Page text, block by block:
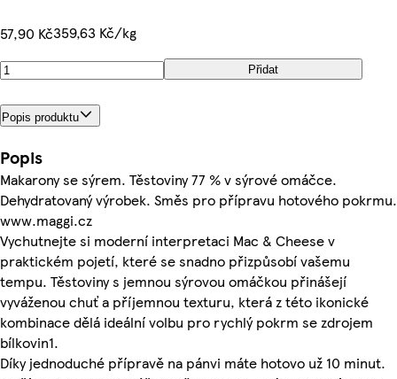
57,90 Kč359,63 Kč/kg
Přidat
Popis produktu
Popis
Makarony se sýrem. Těstoviny 77 % v sýrové omáčce.
Dehydratovaný výrobek. Směs pro přípravu hotového pokrmu.
www.maggi.cz
Vychutnejte si moderní interpretaci Mac & Cheese v
praktickém pojetí, které se snadno přizpůsobí vašemu
tempu. Těstoviny s jemnou sýrovou omáčkou přinášejí
vyváženou chuť a příjemnou texturu, která z této ikonické
kombinace dělá ideální volbu pro rychlý pokrm se zdrojem
bílkovin1.
Díky jednoduché přípravě na pánvi máte hotovo už 10 minut.